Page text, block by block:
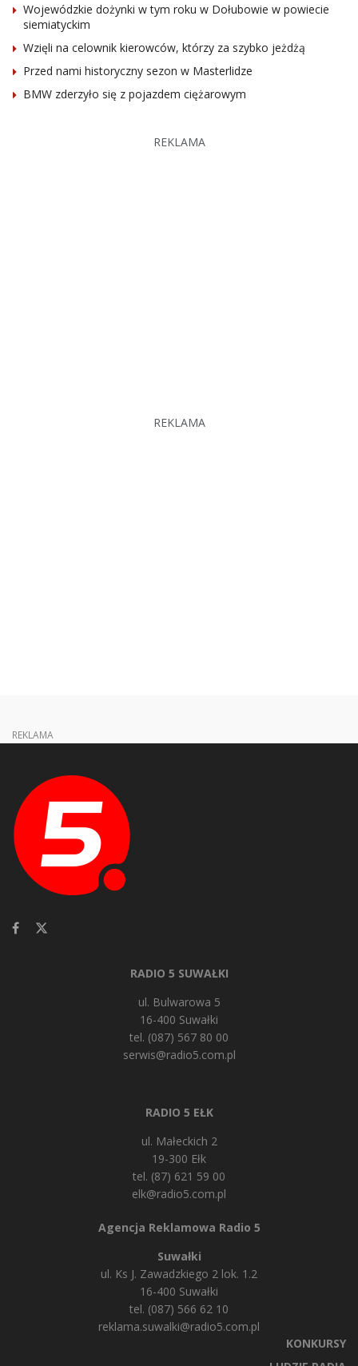
Wojewódzkie dożynki w tym roku w Dołubowie w powiecie
siemiatyckim
Wzięli na celownik kierowców, którzy za szybko jeżdżą
Przed nami historyczny sezon w Masterlidze
BMW zderzyło się z pojazdem ciężarowym
REKLAMA
REKLAMA
REKLAMA
RADIO 5 SUWAŁKI
ul. Bulwarowa 5
16-400 Suwałki
tel. (087) 567 80 00
serwis@radio5.com.pl
RADIO 5 EŁK
ul. Małeckich 2
19-300 Ełk
tel. (87) 621 59 00
elk@radio5.com.pl
Agencja Reklamowa Radio 5
Suwałki
ul. Ks J. Zawadzkiego 2 lok. 1.2
16-400 Suwałki
tel. (087) 566 62 10
reklama.suwalki@radio5.com.pl
KONKURSY